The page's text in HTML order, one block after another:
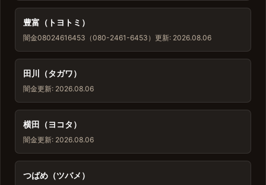
豊富（トヨトミ）
闇金08024616453（080-2461-6453） 更新: 2026.08.06
田川（タガワ）
闇金更新: 2026.08.06
横田（ヨコタ）
闇金更新: 2026.08.06
つばめ（ツバメ）